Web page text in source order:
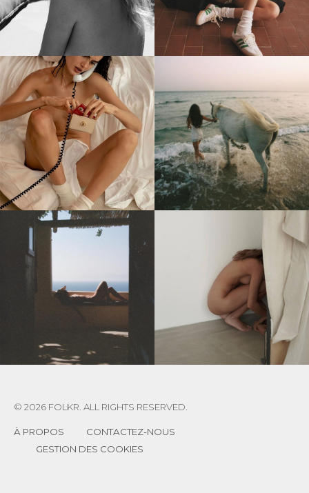
© 2026 FOLKR. ALL RIGHTS RESERVED.
À PROPOS
CONTACTEZ-NOUS
GESTION DES COOKIES